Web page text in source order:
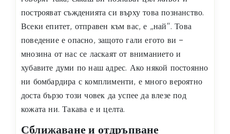
построяват съжденията си върху това познанство.
Всеки епитет, отправен към вас, е „най“. Това
поведение е опасно, защото гали егото ви –
мнозина от нас се ласкаят от вниманието и
хубавите думи по наш адрес. Ако някой постоянно
ни бомбардира с комплименти, е много вероятно
доста бързо този човек да успее да влезе под
кожата ни. Такава е и целта.
Сближаване и отдръпване